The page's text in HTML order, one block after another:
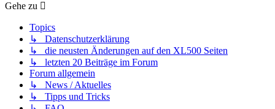
Gehe zu
Topics
↳ Datenschutzerklärung
↳ die neusten Änderungen auf den XL500 Seiten
↳ letzten 20 Beiträge im Forum
Forum allgemein
↳ News / Aktuelles
↳ Tipps und Tricks